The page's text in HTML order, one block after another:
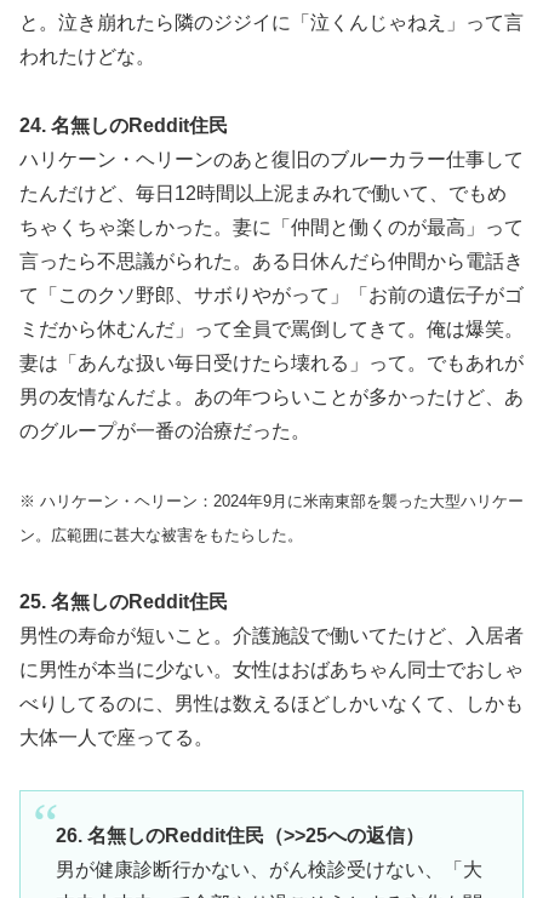
と。泣き崩れたら隣のジジイに「泣くんじゃねえ」って言
われたけどな。
24. 名無しのReddit住民
ハリケーン・ヘリーンのあと復旧のブルーカラー仕事して
たんだけど、毎日12時間以上泥まみれで働いて、でもめ
ちゃくちゃ楽しかった。妻に「仲間と働くのが最高」って
言ったら不思議がられた。ある日休んだら仲間から電話き
て「このクソ野郎、サボりやがって」「お前の遺伝子がゴ
ミだから休むんだ」って全員で罵倒してきて。俺は爆笑。
妻は「あんな扱い毎日受けたら壊れる」って。でもあれが
男の友情なんだよ。あの年つらいことが多かったけど、あ
のグループが一番の治療だった。
※ ハリケーン・ヘリーン：2024年9月に米南東部を襲った大型ハリケー
ン。広範囲に甚大な被害をもたらした。
25. 名無しのReddit住民
男性の寿命が短いこと。介護施設で働いてたけど、入居者
に男性が本当に少ない。女性はおばあちゃん同士でおしゃ
べりしてるのに、男性は数えるほどしかいなくて、しかも
大体一人で座ってる。
26. 名無しのReddit住民（>>25への返信）
男が健康診断行かない、がん検診受けない、「大